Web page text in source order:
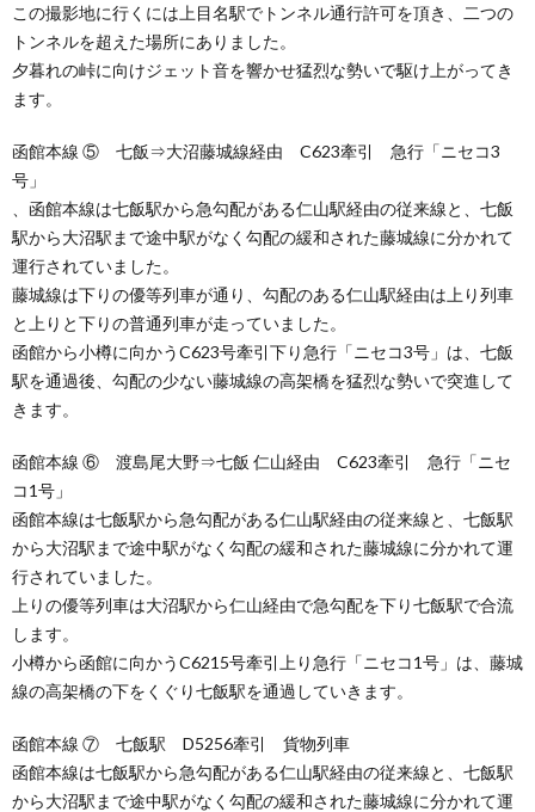
この撮影地に行くには上目名駅でトンネル通行許可を頂き、二つの
トンネルを超えた場所にありました。
夕暮れの峠に向けジェット音を響かせ猛烈な勢いで駆け上がってき
ます。
函館本線 ⑤ 七飯⇒大沼藤城線経由 C623牽引 急行「ニセコ3
号」
、函館本線は七飯駅から急勾配がある仁山駅経由の従来線と、七飯
駅から大沼駅まで途中駅がなく勾配の緩和された藤城線に分かれて
運行されていました。
藤城線は下りの優等列車が通り、勾配のある仁山駅経由は上り列車
と上りと下りの普通列車が走っていました。
函館から小樽に向かうC623号牽引下り急行「ニセコ3号」は、七飯
駅を通過後、勾配の少ない藤城線の高架橋を猛烈な勢いで突進して
きます。
函館本線 ⑥ 渡島尾大野⇒七飯 仁山経由 C623牽引 急行「ニセ
コ1号」
函館本線は七飯駅から急勾配がある仁山駅経由の従来線と、七飯駅
から大沼駅まで途中駅がなく勾配の緩和された藤城線に分かれて運
行されていました。
上りの優等列車は大沼駅から仁山経由で急勾配を下り七飯駅で合流
します。
小樽から函館に向かうC6215号牽引上り急行「ニセコ1号」は、藤城
線の高架橋の下をくぐり七飯駅を通過していきます。
函館本線 ⑦ 七飯駅 D5256牽引 貨物列車
函館本線は七飯駅から急勾配がある仁山駅経由の従来線と、七飯駅
から大沼駅まで途中駅がなく勾配の緩和された藤城線に分かれて運